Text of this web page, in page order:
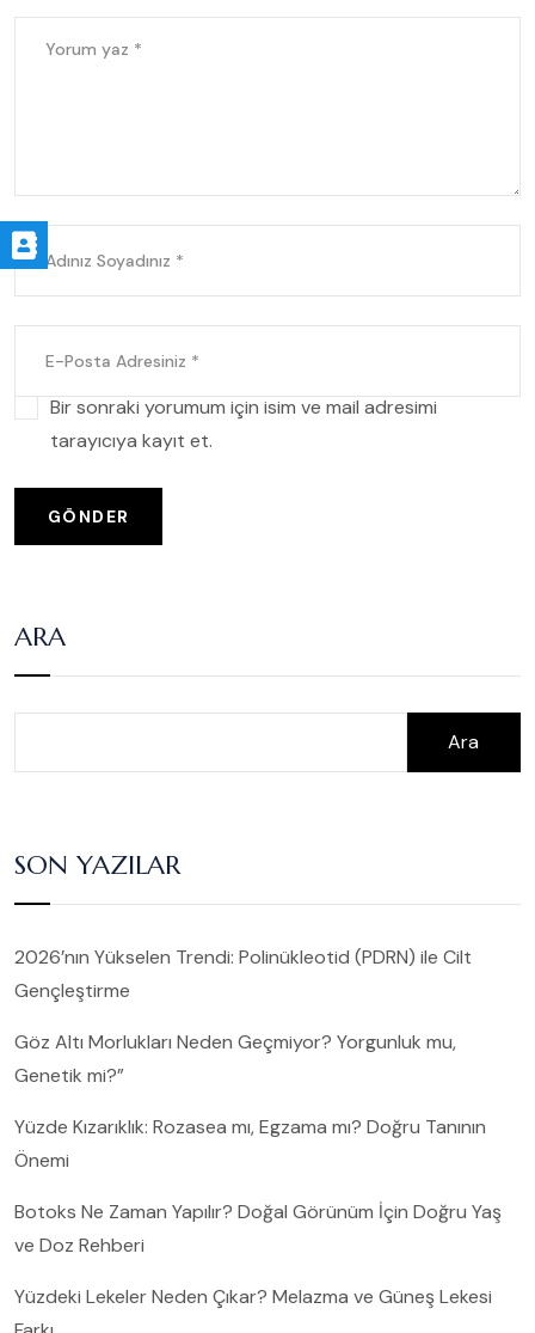
Bir sonraki yorumum için isim ve mail adresimi
tarayıcıya kayıt et.
GÖNDER
ARA
Ara
SON YAZILAR
2026’nın Yükselen Trendi: Polinükleotid (PDRN) ile Cilt
Gençleştirme
Göz Altı Morlukları Neden Geçmiyor? Yorgunluk mu,
Genetik mi?”
Yüzde Kızarıklık: Rozasea mı, Egzama mı? Doğru Tanının
Önemi
Botoks Ne Zaman Yapılır? Doğal Görünüm İçin Doğru Yaş
ve Doz Rehberi
Yüzdeki Lekeler Neden Çıkar? Melazma ve Güneş Lekesi